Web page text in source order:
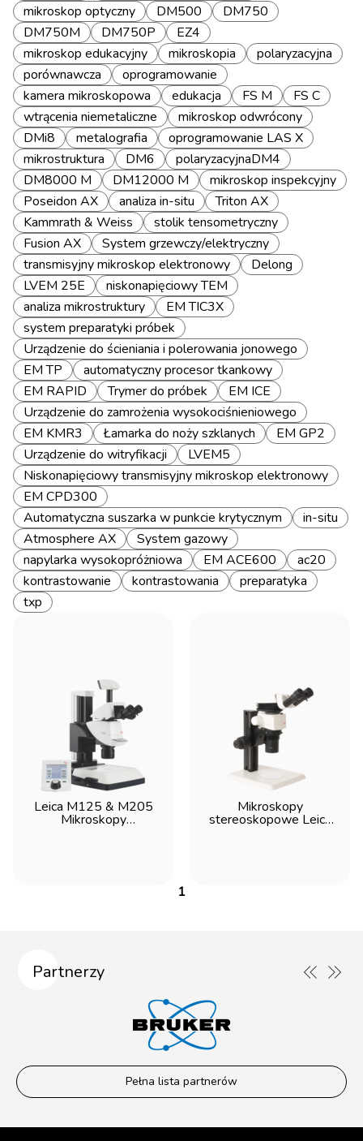
mikroskop optyczny
DM500
DM750
DM750M
DM750P
EZ4
mikroskop edukacyjny
mikroskopia
polaryzacyjna
porównawcza
oprogramowanie
kamera mikroskopowa
edukacja FS M
FS C
wtrącenia niemetaliczne
mikroskop odwrócony
DMi8
metalografia
oprogramowanie LAS X
mikrostruktura
DM6
polaryzacyjnaDM4
DM8000 M
DM12000 M
mikroskop inspekcyjny
Poseidon AX
analiza in-situ
Triton AX
Kammrath & Weiss
stolik tensometryczny
Fusion AX
System grzewczy/elektryczny
transmisyjny mikroskop elektronowy
Delong
LVEM 25E
niskonapięciowy TEM
analiza mikrostruktury
EM TIC3X
system preparatyki próbek
Urządzenie do ścieniania i polerowania jonowego
EM TP
automatyczny procesor tkankowy
EM RAPID
Trymer do próbek
EM ICE
Urządzenie do zamrożenia wysokociśnieniowego
EM KMR3
Łamarka do noży szklanych
EM GP2
Urządzenie do witryfikacji
LVEM5
Niskonapięciowy transmisyjny mikroskop elektronowy
EM CPD300
Automatyczna suszarka w punkcie krytycznym
in-situ
Atmosphere AX
System gazowy
napylarka wysokopróżniowa
EM ACE600
ac20
kontrastowanie
kontrastowania
preparatyka
txp
Leica M125 & M205
Mikroskopy
Mikroskopy
stereoskopowe Leica
1
Partnerzy
Pełna lista partnerów